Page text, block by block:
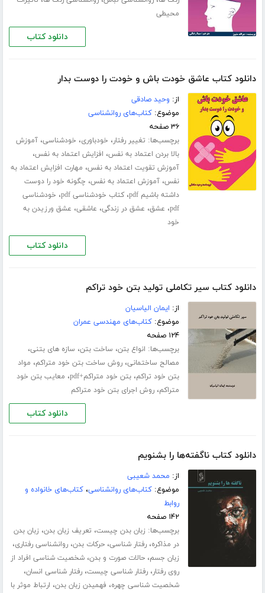
محیطی
دانلود کتاب
دانلود کتاب عاشق خودت باش و خودت را دوست بدار
از: وحید صادقی
موضوع:کتاب‌های روانشناسی
۳۶ صفحه
برچسب‌ها: تغییر رفتار، خودباوری، خودشناسی،آموزش
بالا بردن اعتماد به نفس، افزایش اعتماد به نفس،
آموزش تقویت اعتماد به نفس، مهارت افزایش اعتماد به
نفس،آموزش اعتماد به نفس، چگونه خود را دوست
داشته باشیم pdf
،کتاب خودشناسی pdf ، خودشناسی
pdf، عشق، عشق در زندگی، عاشقی، عشق ورزیدن به
خود
دانلود کتاب
دانلود کتاب سیر تکاملی تولید بتن خود تراکم
از: ایمان الیاسیان
موضوع:کتاب‌های مهندسی عمران
۱۲۴ صفحه
برچسب‌ها: انواع بتن، ساخت بتن، سازه های بتنی،
مصالح ساختمانی،روش ساخت بتن خود متراکم، مواد
بتن خود تراکم،بتن خود متراکم+pdf ، معایب بتن خود
متراکم،روش اجرای بتن خود متراکم
دانلود کتاب
دانلود کتاب ناگفته‌ها را بشنویم
از: محمد شعیبی
موضوع:کتاب‌های روانشناسی،کتاب‌های خانواده و
روابط
۱۴۲ صفحه
برچسب‌ها: زبان بدن چیست، تعریف زبان بدن، زبان بدن
در مذاکره،رفتار شناسی،حرکات بدن،روانشناسی رفتاری،
زبان جسم،حالات صورت و بدن،شخصیت شناسی افراد از
روی رفتار،رفتار شناسی چیست،رفتار شناسی انسان،
شخصیت شناسی چهره، فهمیدن زبان بدن، ارتباط موثر با